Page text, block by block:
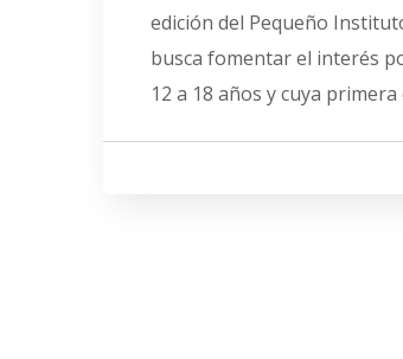
edición del Pequeño
busca fomentar el interés
12 a 18 años y cuya